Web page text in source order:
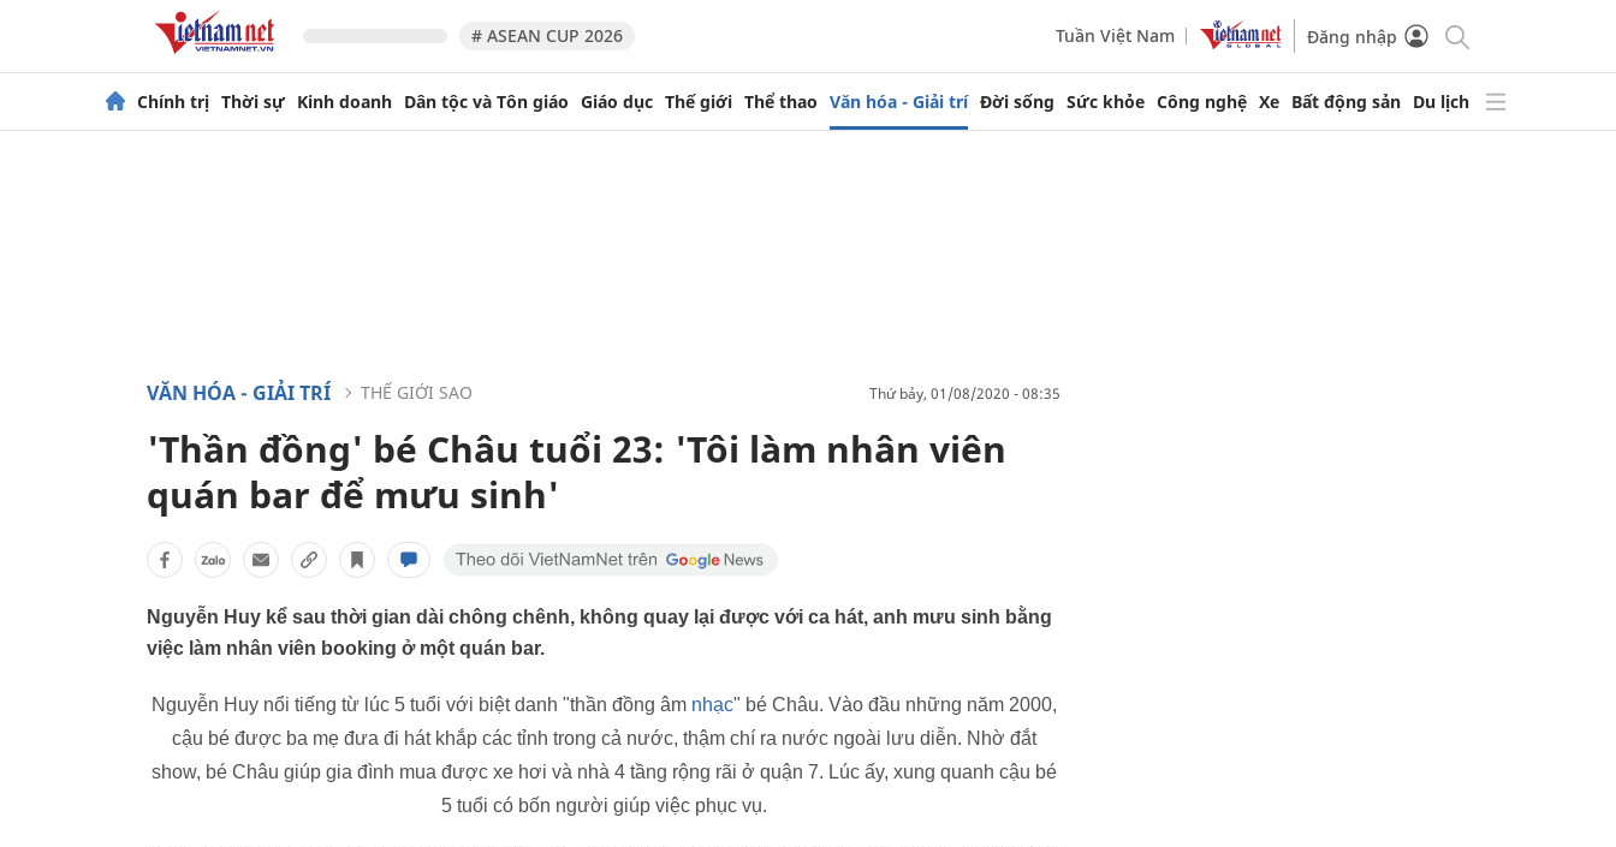
# ASEAN CUP 2026 Tuần Việt Nam Đăng nhập
Chính trị Thời sự Kinh doanh Dân tộc và Tôn giáo Giáo dục Thế giới Thể thao Văn hóa - Giải trí Đời sống Sức khỏe Công nghệ Xe Bất động sản Du lịch
VĂN HÓA - GIẢI TRÍ THẾ GIỚI SAO thứ bảy, 01/08/2020 - 08:35
'Thần đồng' bé Châu tuổi 23: 'Tôi làm nhân viên
quán bar để mưu sinh'
Nguyễn Huy kể sau thời gian dài chông chênh, không quay lại được với ca hát, anh mưu sinh bằng
việc làm nhân viên booking ở một quán bar.
Nguyễn Huy nổi tiếng từ lúc 5 tuổi với biệt danh "thần đồng âmnhạc" bé Châu. Vào đầu những năm 2000,
cậu bé được ba mẹ đưa đi hát khắp các tỉnh trong cả nước, thậm chí ra nước ngoài lưu diễn. Nhờ đắt
show, bé Châu giúp gia đình mua được xe hơi và nhà 4 tầng rộng rãi ở quận 7. Lúc ấy, xung quanh cậu bé
5 tuổi có bốn người giúp việc phục vụ.